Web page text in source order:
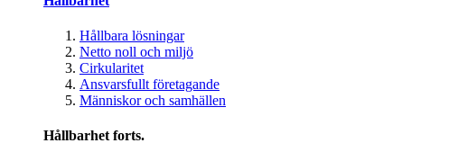
Hållbara lösningar
Netto noll och miljö
Cirkularitet
Ansvarsfullt företagande
Människor och samhällen
Hållbarhet forts.